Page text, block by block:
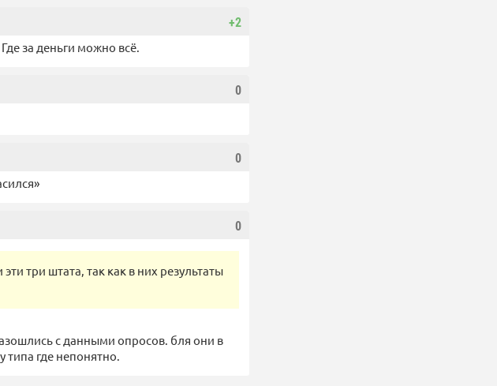
+2
за деньги можно всё.
0
0
0
три штата, так как в них результаты
с данными опросов. бля они в
типа где непонятно.